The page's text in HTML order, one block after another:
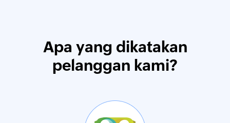
Apa yang dikatakan
pelanggan kami?